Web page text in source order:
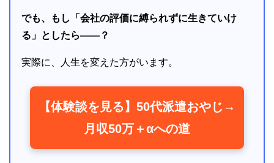
でも、もし「会社の評価に縛られずに生きていけ
る」としたら――？
実際に、人生を変えた方がいます。
【体験談を見る】50代派遣おやじ→
月収50万＋αへの道